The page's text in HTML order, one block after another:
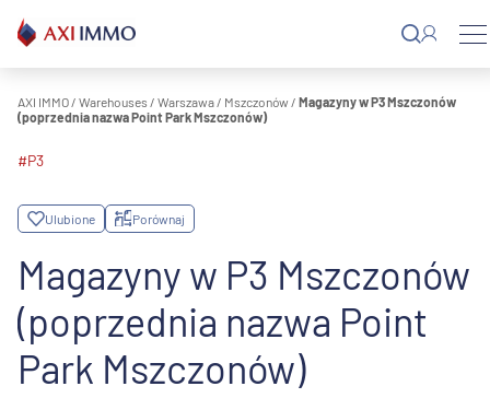
do
treści
AXI IMMO / Warehouses / Warszawa / Mszczonów / Magazyny w P3 Mszczonów
(poprzednia nazwa Point Park Mszczonów)
#P3
Ulubione Porównaj
Magazyny w P3 Mszczonów
(poprzednia nazwa Point
Park Mszczonów)